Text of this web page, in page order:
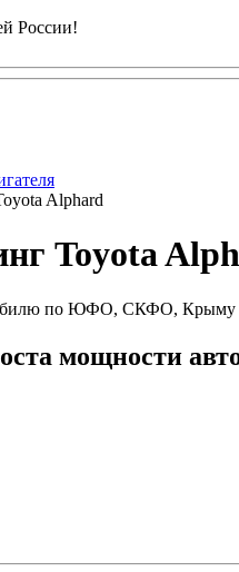
России!
Alphard
Toyota
по ЮФО, СКФО, Крыму
мощности